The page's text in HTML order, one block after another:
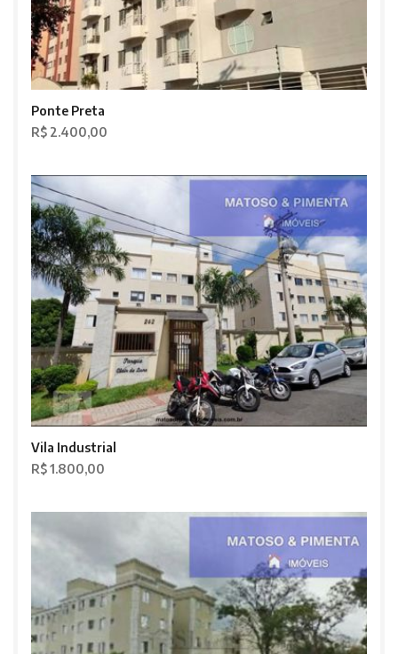
Ponte Preta
R$ 2.400,00
Vila Industrial
R$ 1.800,00